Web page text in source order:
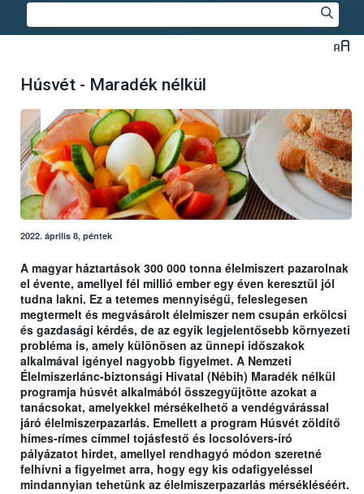
Húsvét - Maradék nélkül
2022. április 8, péntek
A magyar háztartások 300 000 tonna élelmiszert pazarolnak
el évente, amellyel fél millió ember egy éven keresztül jól
tudna lakni. Ez a tetemes mennyiségű, feleslegesen
megtermelt és megvásárolt élelmiszer nem csupán erkölcsi
és gazdasági kérdés, de az egyik legjelentősebb környezeti
probléma is, amely különösen az ünnepi időszakok
alkalmával igényel nagyobb figyelmet. A Nemzeti
Élelmiszerlánc-biztonsági Hivatal (Nébih) Maradék nélkül
programja húsvét alkalmából összegyűjtötte azokat a
tanácsokat, amelyekkel mérsékelhető a vendégvárással
járó élelmiszerpazarlás. Emellett a program Húsvét zöldítő
hímes-rímes címmel tojásfestő és locsolóvers-író
pályázatot hirdet, amellyel rendhagyó módon szeretné
felhívni a figyelmet arra, hogy egy kis odafigyeléssel
mindannyian tehetünk az élelmiszerpazarlás mérsékléséért.